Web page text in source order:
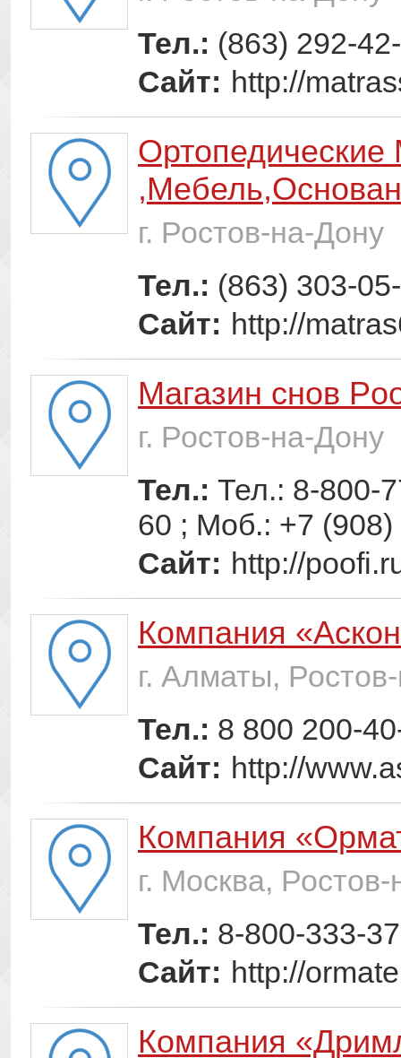
Тел.: (863) 292-
Сайт: http://
г. Ростов-на-Дону
Тел.: (863) 303-
Сайт: http://
Магазин снов
г. Ростов-на-Дону
Тел.: Тел.: 8-800-
60 ; Моб.: +7 (908)
Сайт: http://
Компания
г. Алматы,
Тел.: 8 800 200-
Сайт: http://
Компания
г. Москва,
Тел.: 8-800-333-
Сайт: http://
Компания